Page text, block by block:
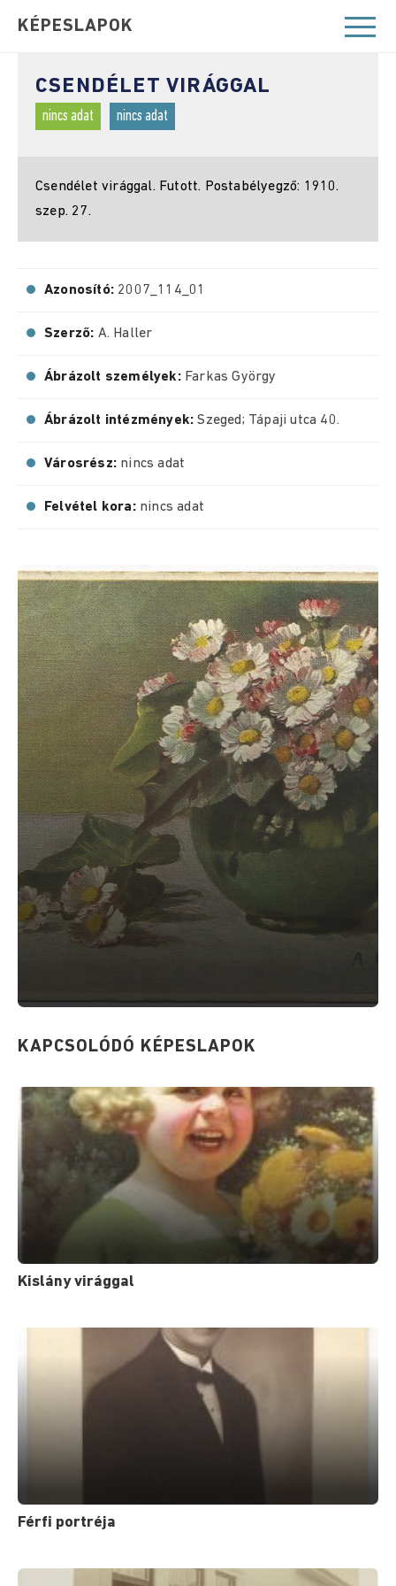
KÉPESLAPOK
CSENDÉLET VIRÁGGAL
nincs adat nincs adat
Csendélet virággal. Futott. Postabélyegző: 1910.
szep. 27.
Azonosító: 2007_114_01
Szerző: A. Haller
Ábrázolt személyek: Farkas György
Ábrázolt intézmények:Szeged; Tápaji utca 40.
Városrész: nincs adat
Felvétel kora: nincs adat
KAPCSOLÓDÓ KÉPESLAPOK
Kislány virággal
Férfi portréja